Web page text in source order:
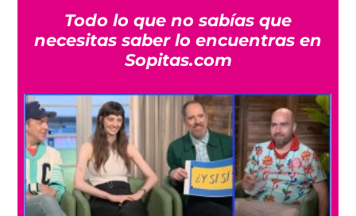
Todo lo que no sabías que
necesitas saber lo encuentras en
Sopitas.com